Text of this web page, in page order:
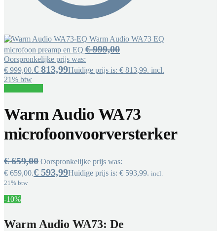
Warm Audio WA73 EQ
microfoon preamp en EQ €999,00
Oorspronkelijke prijs was:
€ 999,00.€ 813,99Huidige prijs is: € 813,99. incl.
21% btw
Warm Audio WA73
microfoonvoorversterker
€659,00 Oorspronkelijke prijs was:
€ 659,00.€ 593,99Huidige prijs is: € 593,99. incl.
21% btw
-10%
Warm Audio WA73: De